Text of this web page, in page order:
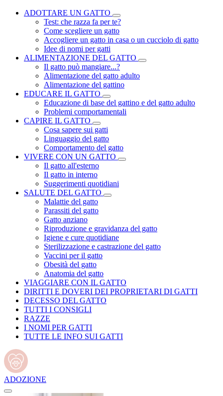
ADOTTARE UN GATTO
Test: che razza fa per te?
Come scegliere un gatto
Accogliere un gatto in casa o un cucciolo di gatto
Idee di nomi per gatti
ALIMENTAZIONE DEL GATTO
Il gatto può mangiare...?
Alimentazione del gatto adulto
Alimentazione del gattino
EDUCARE IL GATTO
Educazione di base del gattino e del gatto adulto
Problemi comportamentali
CAPIRE IL GATTO
Cosa sapere sui gatti
Linguaggio del gatto
Comportamento del gatto
VIVERE CON UN GATTO
Il gatto all'esterno
Il gatto in interno
Suggerimenti quotidiani
SALUTE DEL GATTO
Malattie del gatto
Parassiti del gatto
Gatto anziano
Riproduzione e gravidanza del gatto
Igiene e cure quotidiane
Sterilizzazione e castrazione del gatto
Vaccini per il gatto
Obesità del gatto
Anatomia del gatto
VIAGGIARE CON IL GATTO
DIRITTI E DOVERI DEI PROPRIETARI DI GATTI
DECESSO DEL GATTO
TUTTI I CONSIGLI
RAZZE
I NOMI PER GATTI
TUTTE LE INFO SUI GATTI
ADOZIONE